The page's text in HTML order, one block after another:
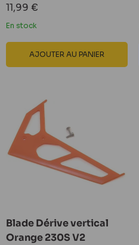
Prix
réduit
11,99 €
En stock
AJOUTER AU PANIER
Blade Dérive vertical
Orange 230S V2